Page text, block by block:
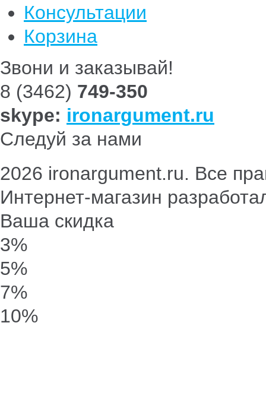
Консультации
Корзина
Звони и заказывай!
8 (3462) 749-350
skype: ironargument.ru
Следуй за нами
2026 ironargument.ru. Все
Интернет-магазин
Ваша скидка
3%
5%
7%
10%